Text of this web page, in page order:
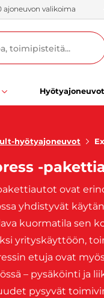
ajoneuvon valikoima
Hyötyajoneuvot
hyötyajoneuvot
-
ovat
yhdistyvät
kuormatila sen
yrityskäyttöön,
etuja ovat
– pysäköinti ja
pysyvät